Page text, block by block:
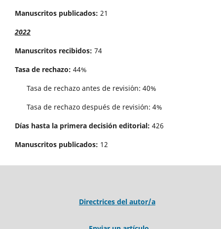
Manuscritos publicados: 21
2022
Manuscritos recibidos: 74
Tasa de rechazo: 44%
Tasa de rechazo antes de revisi´on: 40%
Tasa de rechazo después de revisión: 4%
Días hasta la primera decisión editorial: 426
Manuscritos publicados: 12
Directrices del autor/a